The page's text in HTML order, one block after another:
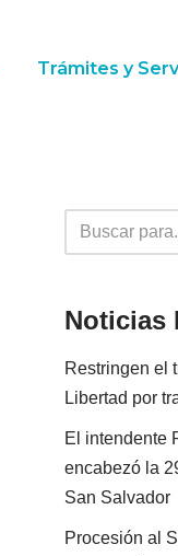
Trámites y
Noticias
Restringen el
Libertad por
El intendente
encabezó la
San Salvador
Procesión al